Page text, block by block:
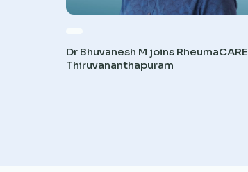
Dr Bhuvanesh M joins RheumaCARE
Thiruvananthapuram